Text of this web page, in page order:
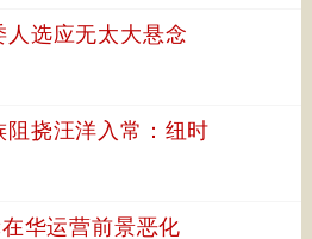
人选应无太大悬念
阻挠汪洋入常：纽时
华运营前景恶化